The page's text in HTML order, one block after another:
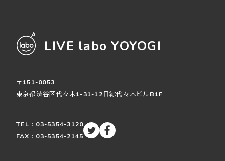
LIVE labo YOYOGI
〒151-0053
東京都渋谷区代々木1-31-12日綜代々木ビルB1F
TEL : 03-5354-3120
FAX : 03-5354-2145